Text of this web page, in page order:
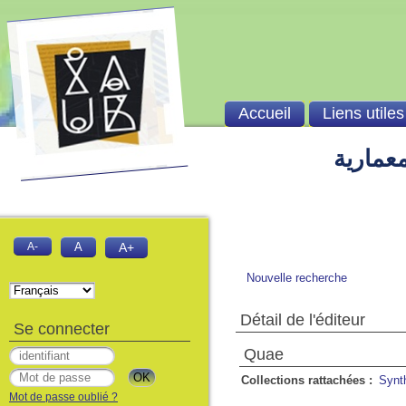
Nouvelle recherche
Détail de l'éditeur
Quae
Collections rattachées :
Accueil Liens utiles
A- A A+
Se connecter
Mot de passe oublié ?